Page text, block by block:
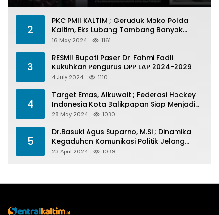
2
PKC PMII KALTIM ; Geruduk Mako Polda
Kaltim, Eks Lubang Tambang Banyak
Menelan Korban
16 May 2024 1161
3
RESMI! Bupati Paser Dr. Fahmi Fadli
Kukuhkan Pengurus DPP LAP 2024-2029
4 July 2024 1110
4
Target Emas, Alkuwait ; Federasi Hockey
Indonesia Kota Balikpapan Siap Menjadi
Barometer Prestasi Di Kaltim
28 May 2024 1080
5
Dr.Basuki Agus Suparno, M.Si ; Dinamika
Kegaduhan Komunikasi Politik Jelang
Pesta Politik 2024
23 April 2024 1069